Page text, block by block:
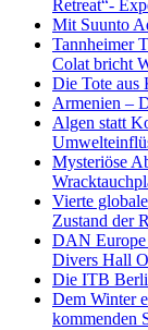
Retreat“-
Mit Suunto
Tannheimer
Colat bricht
Die Tote aus
Armenien –
Algen statt
Mysteriöse
Vierte
Zustand der
DAN Europe
Divers Hall
Die ITB
Dem Winter
kommenden